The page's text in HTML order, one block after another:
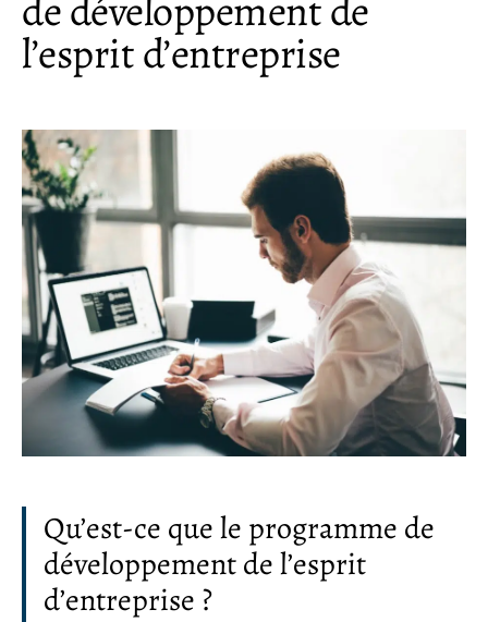
l’esprit d’entreprise
Qu’est-ce que le programme de
développement de l’esprit
d’entreprise ?